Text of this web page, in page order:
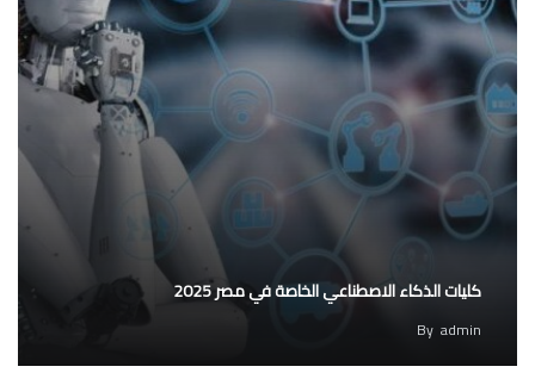
كليات الذكاء الاصطناعي الخاصة في مصر 2025
By admin